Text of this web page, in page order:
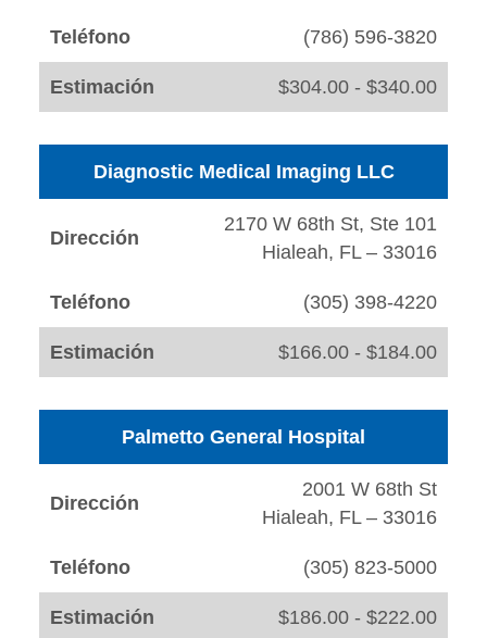
Teléfono (786) 596-3820
Estimación $304.00 - $340.00
Diagnostic Medical Imaging LLC
Dirección
2170 W 68th St, Ste 101
Hialeah, FL – 33016
Teléfono (305) 398-4220
Estimación $166.00 - $184.00
Palmetto General Hospital
Dirección
2001 W 68th St
Hialeah, FL – 33016
Teléfono (305) 823-5000
Estimación $186.00 - $222.00